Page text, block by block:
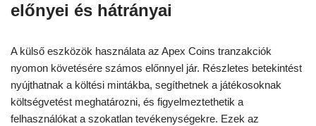
előnyei és hátrányai
A külső eszközök használata az Apex Coins tranzakciók
nyomon követésére számos előnnyel jár. Részletes betekintést
nyújthatnak a költési mintákba, segíthetnek a játékosoknak
költségvetést meghatározni, és figyelmeztethetik a
felhasználókat a szokatlan tevékenységekre. Ezek az